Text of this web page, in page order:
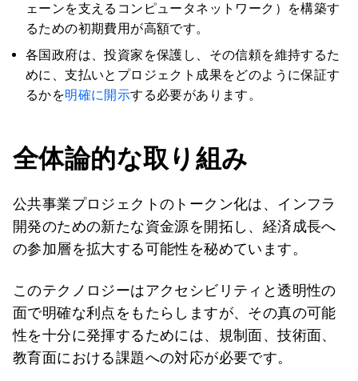
ェーンを支えるコンピュータネットワーク）を構築す
るための初期費用が高額です。
各国政府は、投資家を保護し、その信頼を維持するた
めに、支払いとプロジェクト成果をどのように保証す
るかを明確に開示する必要があります。
全体論的な取り組み
公共事業プロジェクトのトークン化は、インフラ
開発のための新たな資金源を開拓し、経済成長へ
の参加層を拡大する可能性を秘めています。
このテクノロジーはアクセシビリティと透明性の
面で明確な利点をもたらしますが、その真の可能
性を十分に発揮するためには、規制面、技術面、
教育面における課題への対応が必要です。